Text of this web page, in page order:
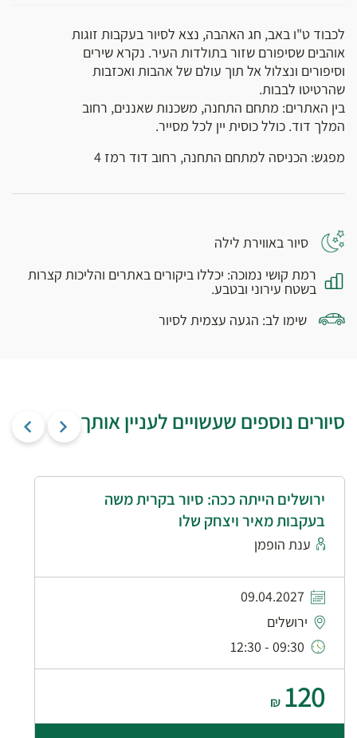
לכבוד ט"ו באב, חג האהבה, נצא לסיור בעקבות זוגות
אוהבים שסיפורם שזור בתולדות העיר. נקרא שירים
וסיפורים ונצלול אל תוך עולם של אהבות ואכזבות
שהרטיטו לבבות.
בין האתרים: מתחם התחנה, משכנות שאננים, רחוב
המלך דוד. כולל כוסית יין לכל מסייר.
מפגש: הכניסה למתחם התחנה, רחוב דוד רמז 4
סיור באווירת לילה
רמת קושי נמוכה: יכללו ביקורים באתרים והליכות קצרות
בשטח עירוני ובטבע.
שימו לב: הגעה עצמית לסיור
סיורים נוספים שעשויים לעניין אותך
ירושלים הייתה ככה: סיור בקרית משה
בעקבות מאיר ויצחק שלו
ענת הופמן
09.04.2027
ירושלים
09:30 - 12:30
120
₪